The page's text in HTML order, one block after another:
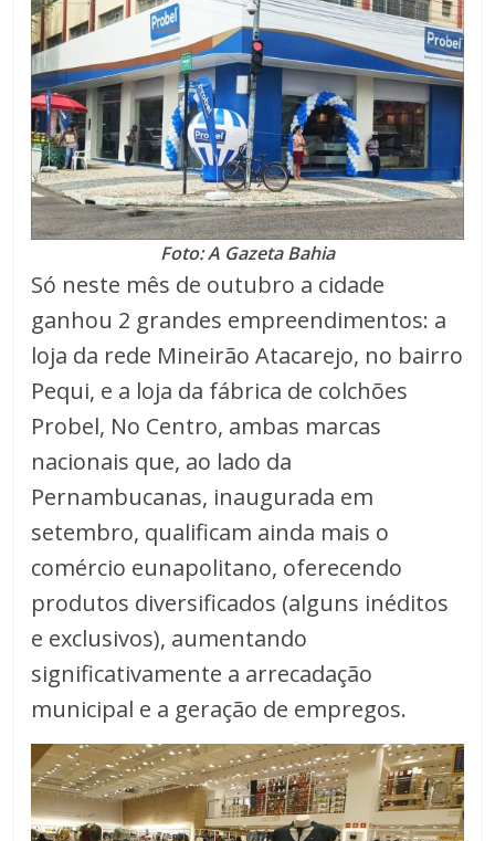
Foto: A Gazeta Bahia
Só neste mês de outubro a cidade
ganhou 2 grandes empreendimentos: a
loja da rede Mineirão Atacarejo, no bairro
Pequi, e a loja da fábrica de colchões
Probel, No Centro, ambas marcas
nacionais que, ao lado da
Pernambucanas, inaugurada em
setembro, qualificam ainda mais o
comércio eunapolitano, oferecendo
produtos diversificados (alguns inéditos
e exclusivos), aumentando
significativamente a arrecadação
municipal e a geração de empregos.